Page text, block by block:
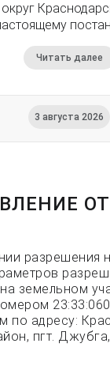
Читать далее
3 августа 2026
ОТ
разрешения
земельном
по адресу:
пгт.